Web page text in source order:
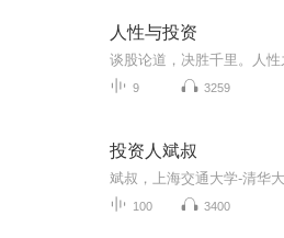
人性与投资
9 3259
投资人斌叔
100 3400